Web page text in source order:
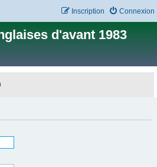
Connexion
Inscription
d'avant 1983